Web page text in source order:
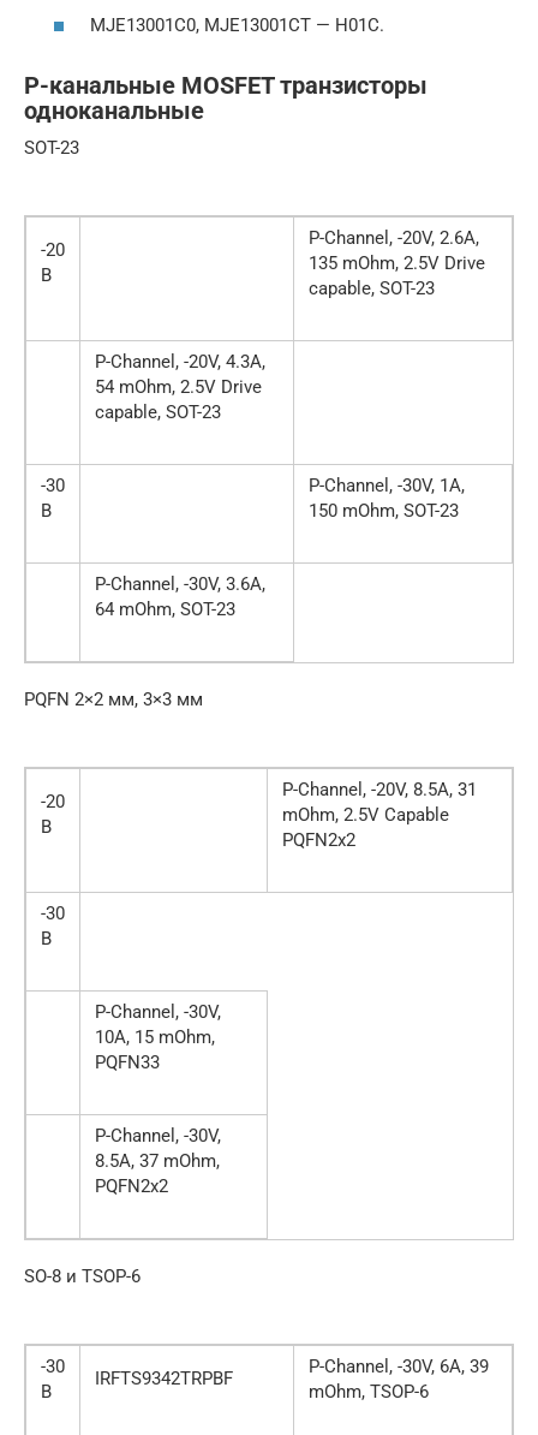
MJE13001C0, MJE13001CT — H01C.
P-канальные MOSFET транзисторы
одноканальные
SOT-23
-20
В
P-Channel, -20V, 2.6A,
135 mOhm, 2.5V Drive
capable, SOT-23
P-Channel, -20V, 4.3A,
54 mOhm, 2.5V Drive
capable, SOT-23
-30
В
P-Channel, -30V, 1A,
150 mOhm, SOT-23
P-Channel, -30V, 3.6A,
64 mOhm, SOT-23
PQFN 2×2 мм, 3×3 мм
-20
В
P-Channel, -20V, 8.5A, 31
mOhm, 2.5V Capable
PQFN2x2
-30
В
P-Channel, -30V,
10A, 15 mOhm,
PQFN33
P-Channel, -30V,
8.5A, 37 mOhm,
PQFN2x2
SO-8 и TSOP-6
-30
В
IRFTS9342TRPBF
P-Channel, -30V, 6A, 39
mOhm, TSOP-6